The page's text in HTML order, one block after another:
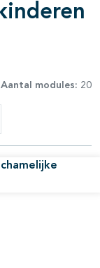
Aantal modules: 20